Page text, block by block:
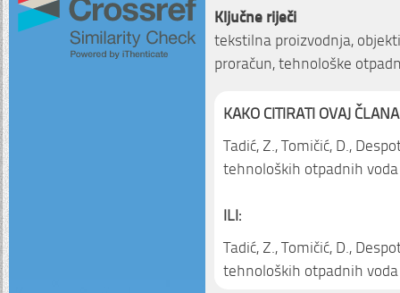
Ključne riječi
tekstilna proizvodnja,
proračun, tehnološke
KAKO CITIRATI OVAJ
Tadić, Z., Tomičić, D.,
tehnoloških otpadnih
ILI:
Tadić, Z., Tomičić, D.,
tehnoloških otpadnih